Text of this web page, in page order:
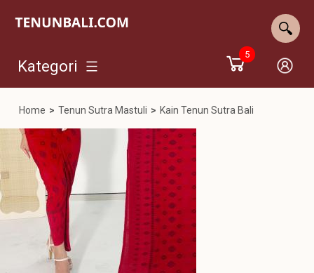
Kategori
5
Home > Tenun Sutra Mastuli > Kain Tenun Sutra Bali